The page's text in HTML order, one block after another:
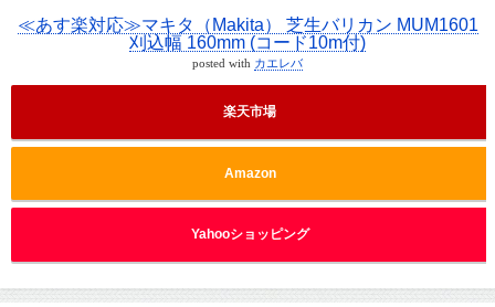
≪あす楽対応≫マキタ（Makita） 芝生バリカン MUM1601
刈込幅 160mm (コード10m付)
posted with カエレバ
楽天市場
Amazon
Yahooショッピング